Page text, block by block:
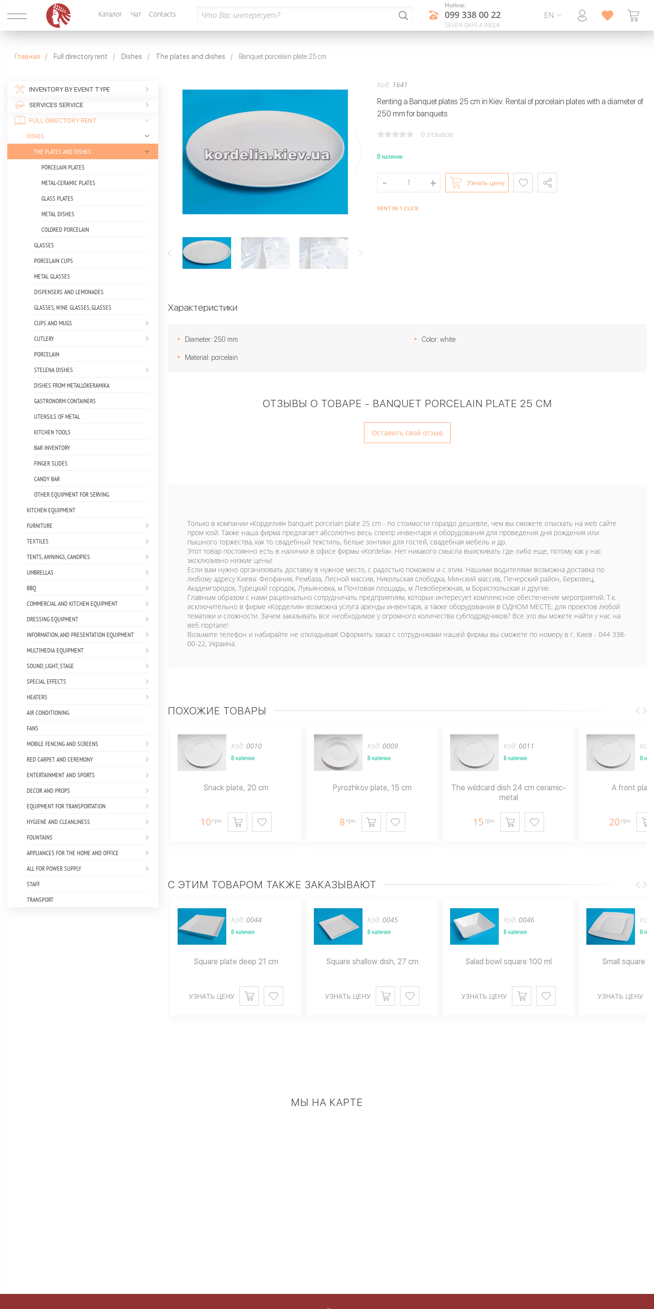
Каталог Чат Contacts
Hotline:
099 338 00 22
SEVEN DAYS A WEEK
EN
Главная Full directory rent Dishes The plates and dishes Banquet porcelain plate 25 cm
INVENTORY BY EVENT TYPE
SERVICES SERVICE
FULL DIRECTORY RENT
DISHES
THE PLATES AND DISHES
PORCELAIN PLATES
METAL-CERAMIC PLATES
GLASS PLATES
METAL DISHES
COLORED PORCELAIN
GLASSES
PORCELAIN CUPS
METAL GLASSES
DISPENSERS AND LEMONADES
GLASSES, WINE GLASSES, GLASSES
CUPS AND MUGS
CUTLERY
PORCELAIN
STELENA DISHES
DISHES FROM METALLOKERAMIKA
GASTRONORM CONTAINERS
UTENSILS OF METAL
KITCHEN TOOLS
BAR INVENTORY
FINGER SLIDES
CANDY BAR
OTHER EQUIPMENT FOR SERVING
KITCHEN EQUIPMENT
FURNITURE
TEXTILES
TENTS, AWNINGS, CANOPIES
UMBRELLAS
BBQ
COMMERCIAL AND KITCHEN EQUIPMENT
DRESSING EQUIPMENT
INFORMATION, AND PRESENTATION EQUIPMENT
MULTIMEDIA EQUIPMENT
SOUND, LIGHT, STAGE
SPECIAL EFFECTS
HEATERS
AIR CONDITIONING
FANS
MOBILE FENCING AND SCREENS
RED CARPET AND CEREMONY
ENTERTAINMENT AND SPORTS
DECOR AND PROPS
EQUIPMENT FOR TRANSPORTATION
HYGIENE AND CLEANLINESS
FOUNTAINS
APPLIANCES FOR THE HOME AND OFFICE
ALL FOR POWER SUPPLY
STAFF
TRANSPORT
Код: 1641
Renting a Banquet plates 25 cm in Kiev. Rental of porcelain plates with a diameter of
250 mm for banquets
0 отзывов
В наличии
Узнать цену
RENT IN 1 CLICK
Характеристики
Diameter: 250 mm
Material: porcelain
Color: white
ОТЗЫВЫ О ТОВАРЕ - BANQUET PORCELAIN PLATE 25 CM
Оставить свой отзыв
Только в компании «Корделия» banquet porcelain plate 25 cm - по стоимости гораздо дешевле, чем вы сможете отыскать на web сайте
пром юэй. Также наша фирма предлагает абсолютно весь спектр инвентаря и оборудования для проведения дня рождения или
пышного торжества, как то свадебный текстиль, белые зонтики для гостей, свадебная мебель и др.
Этот товар постоянно есть в наличии в офисе фирмы «Kordelia». Нет никакого смысла выискивать где-либо еще, потому как у нас
эксклюзивно низкие цены!
Если вам нужно организовать доставку в нужное место, с радостью поможем и с этим. Нашими водителями возможна доставка по
любому адресу Киева: Феофания, Рембаза, Лесной массив, Никольская слободка, Минский массив, Печерский район, Берковец,
Академгородок, Турецкий городок, Лукьяновка, м Почтовая площадь, м Левобережная, м Бориспольская и другие.
Главным образом с нами рационально сотрудничать предприятиям, которых интересует комплексное обеспечение мероприятий. Т.к.
исключительно в фирме «Корделия» возможна услуга аренды инвентаря, а также оборудования в ОДНОМ МЕСТЕ, для проектов любой
тематики и сложности. Зачем заказывать все необходимое у огромного количества субподрядчиков? Все это вы можете найти у нас на
веб портале!
Возьмите телефон и набирайте не откладывая! Оформить заказ с сотрудниками нашей фирмы вы сможете по номеру в г. Киев - 044 338-
00-22, Украина.
ПОХОЖИЕ ТОВАРЫ
Код: 0010
В наличии
Snack plate, 20 cm
10 грн.
Код: 0009
В наличии
Pyrozhkov plate, 15 cm
8 грн.
Код: 0011
В наличии
The wildcard dish 24 cm ceramic-
metal
15 грн.
В
A front
20 грн.
С ЭТИМ ТОВАРОМ ТАКЖЕ ЗАКАЗЫВАЮТ
Код: 0044
В наличии
Square plate deep 21 cm
УЗНАТЬ ЦЕНУ
Код: 0045
В наличии
Square shallow dish, 27 cm
УЗНАТЬ ЦЕНУ
Код: 0046
В наличии
Salad bowl square 100 ml
УЗНАТЬ ЦЕНУ
В
Small square
УЗНАТЬ ЦЕНУ
МЫ НА КАРТЕ